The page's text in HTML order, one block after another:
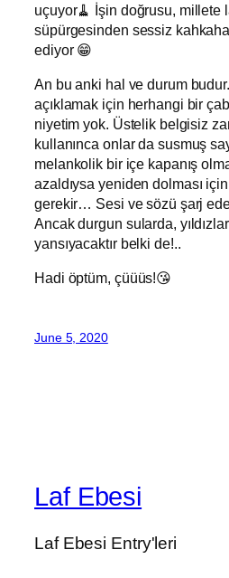
uçuyor🧹 İşin doğrusu, millete
süpürgesinden sessiz
ediyor 😁
An bu anki hal ve durum
açıklamak için herhangi bir
niyetim yok. Üstelik belgisiz
kullanınca onlar da susmuş
melankolik bir içe kapanış
azaldıysa yeniden dolması
gerekir… Sesi ve sözü şarj
Ancak durgun sularda,
yansıyacaktır belki de!..
Hadi öptüm, çüüüs!😘
June 5, 2020
Laf Ebesi
Laf Ebesi Entry'leri